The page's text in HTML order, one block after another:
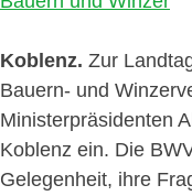
Koblenz. Zur
Bauern- und
Ministerpräsidenten
Koblenz ein. Die
Gelegenheit, ihre